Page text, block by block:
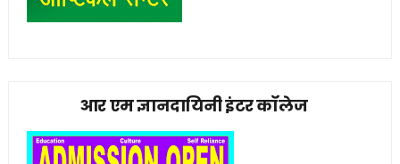
आर एम ज्ञानदायिनी इंटर कॉलेज